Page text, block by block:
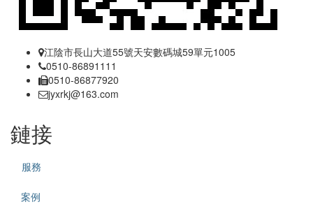
江陰市長山大道55號天安數碼城59單元1005
0510-86891111
0510-86877920
jyxrkj@163.com
鏈接
服務
案例